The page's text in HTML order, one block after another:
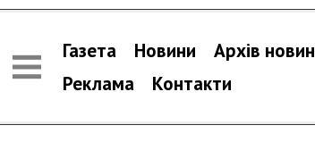
Газета Новини
Архів новин
Реклама
Контакти